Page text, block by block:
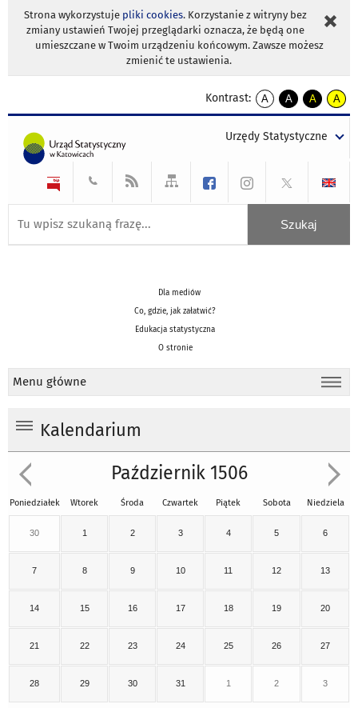
Strona wykorzystuje pliki cookies. Korzystanie z witryny bez
zmiany ustawień Twojej przeglądarki oznacza, że będą one
umieszczane w Twoim urządzeniu końcowym. Zawsze możesz
zmienić te ustawienia.
Kontrast:
A
kontrast
A
kontrast
tekst
czarnym
A
kontrast
tekst
czarnym
A
tekst
żółtym
Urzędy Statystyczne
Dla mediów
Co, gdzie, jak załatwić?
Edukacja statystyczna
O stronie
Menu główne
Kalendarium
Październik 1506
Poniedziałek Wtorek Środa Czwartek Piątek Sobota Niedziela
30 1 2 3 4 5 6
7 8 9 10 11 12 13
14 15 16 17 18 19 20
21 22 23 24 25 26 27
28 29 30 31 1 2 3